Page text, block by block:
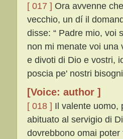
[ 017 ] Ora avvenne
vecchio, un dí il
disse: “ Padre mio, voi
non mi menate voi una
e divoti di Dio e vostri,
poscia pe' nostri
[Voice: author ]
[ 018 ] Il valente uomo,
abituato al servigio di
dovrebbono omai poter